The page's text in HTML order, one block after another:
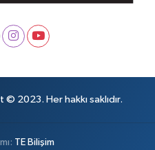
2023. Her hakkı saklıdır.
TE Bilişim